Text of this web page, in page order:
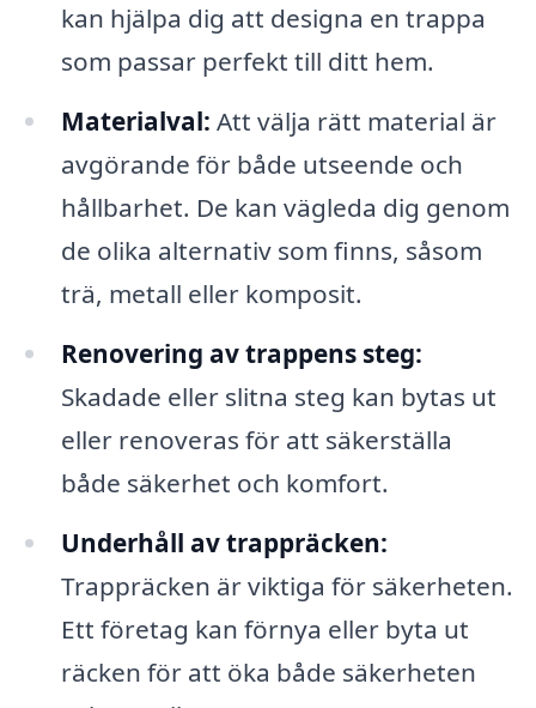
kan hjälpa dig att designa en trappa
som passar perfekt till ditt hem.
Materialval: Att välja rätt material är
avgörande för både utseende och
hållbarhet. De kan vägleda dig genom
de olika alternativ som finns, såsom
trä, metall eller komposit.
Renovering av trappens steg:
Skadade eller slitna steg kan bytas ut
eller renoveras för att säkerställa
både säkerhet och komfort.
Underhåll av trappräcken:
Trappräcken är viktiga för säkerheten.
Ett företag kan förnya eller byta ut
räcken för att öka både säkerheten